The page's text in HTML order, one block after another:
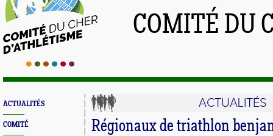
COMITÉ DU
ACTUALITÉS
COMITÉ
ACTUALITÉS
Régionaux de triathlon